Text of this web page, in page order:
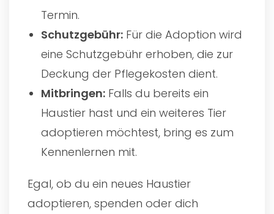
Termin.
Schutzgebühr: Für die Adoption wird
eine Schutzgebühr erhoben, die zur
Deckung der Pflegekosten dient.
Mitbringen: Falls du bereits ein
Haustier hast und ein weiteres Tier
adoptieren möchtest, bring es zum
Kennenlernen mit.
Egal, ob du ein neues Haustier
adoptieren, spenden oder dich